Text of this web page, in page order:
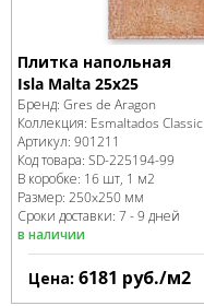
Плитка напольная
Isla Malta 25x25
Бренд: Gres de Aragon
Коллекция: Esmaltados Classic
Артикул: 901211
Код товара: SD-225194-99
В коробке: 16 шт, 1 м2
Размер: 250x250 мм
Сроки доставки: 7 - 9 дней
в наличии
Цена: 6181 руб./м2